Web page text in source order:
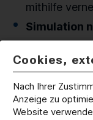
mithilfe
Simulation
werden
Das System
Cookies,
Nach Ihrer
Anzeige zu
Website